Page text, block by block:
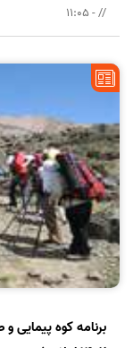
// - 11:05
سرپرست تحقیقات و
برنامه کوه پیمایی